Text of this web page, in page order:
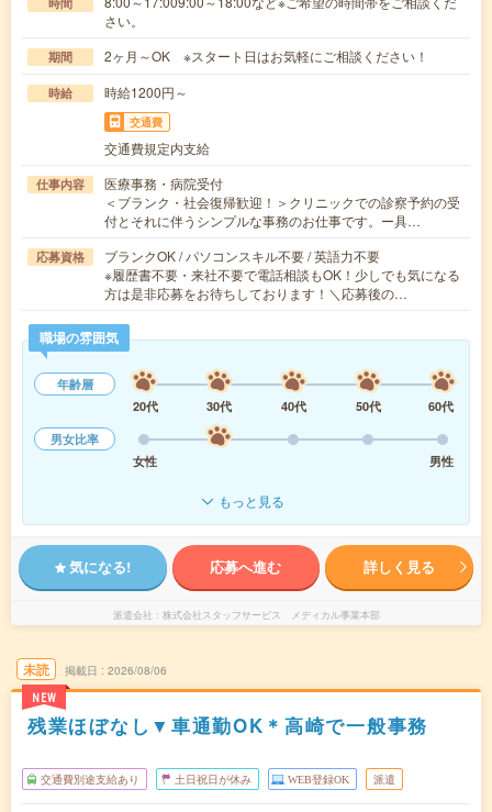
さい。
期間 2ヶ月～OK ※スタート日はお気軽にご相談ください！
時給 時給1200円～
交通費
交通費規定内支給
仕事内容
医療事務・病院受付
＜ブランク・社会復帰歓迎！＞クリニックでの診察予約の受
付とそれに伴うシンプルな事務のお仕事です。ー具…
応募資格
ブランクOK / パソコンスキル不要 / 英語力不要
※履歴書不要・来社不要で電話相談もOK！少しでも気になる
方は是非応募をお待ちしております！＼応募後の…
職場の雰囲気
年齢層
20代
30代 40代 50代
60代
男女比率
女性
男性
もっと見る
気になる! 応募へ進む 詳しく見る
派遣会社 株式会社スタッフサービス メディカル事業本部
未読
NEW
掲載日 2026/08/06
残業ほぼなし▼車通勤OK＊高崎で一般事務
交通費別途支給あり 土日祝日が休み WEB登録OK 派遣